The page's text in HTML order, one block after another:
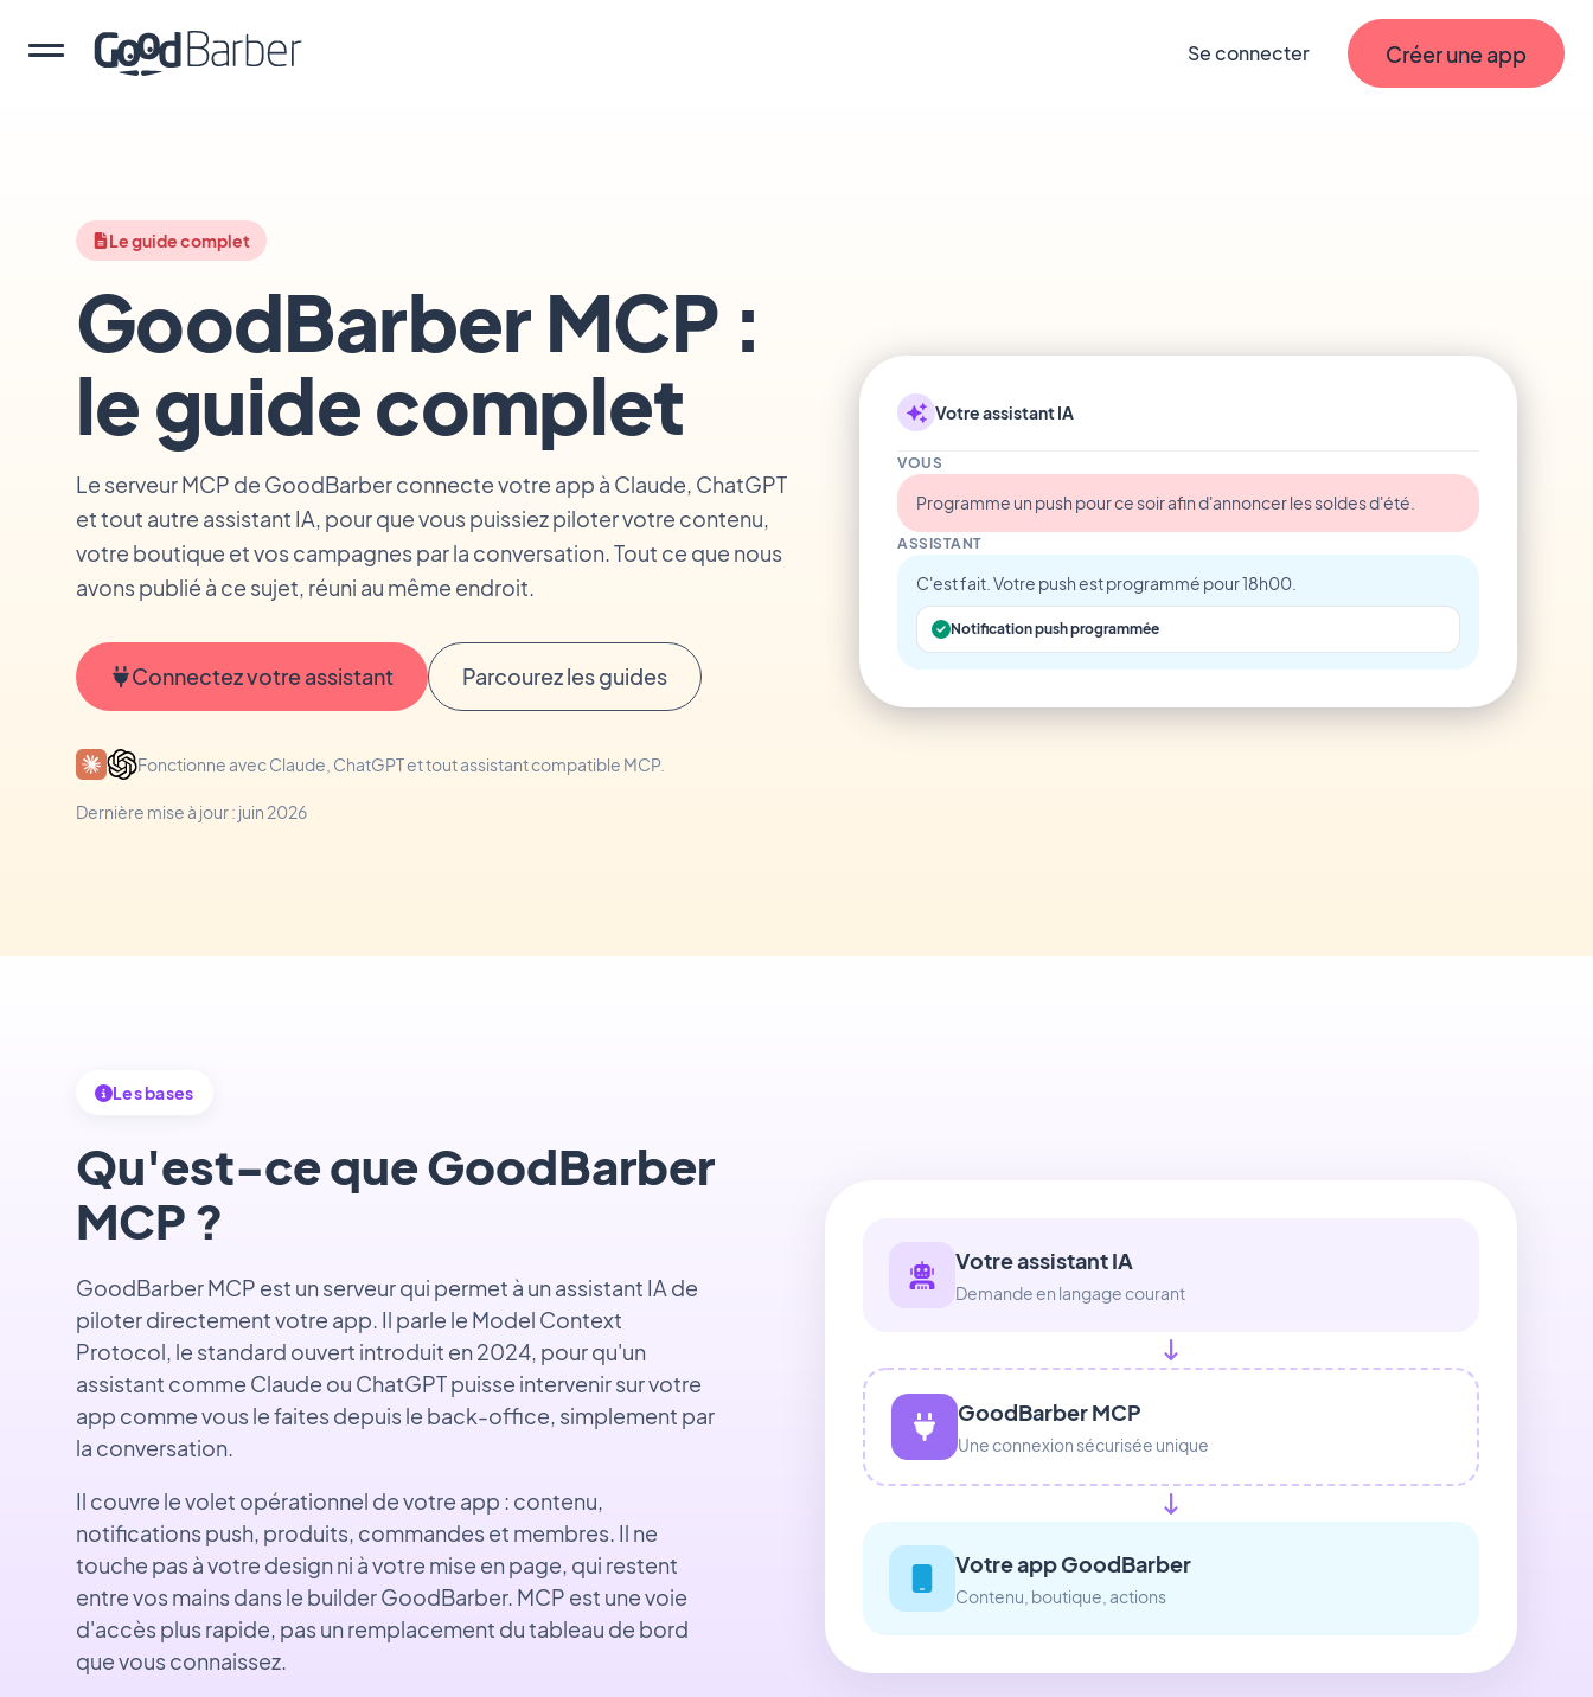
Se connecter Créer une app
Le guide complet
GoodBarber MCP :
le guide complet
Le serveur MCP de GoodBarber connecte votre app à Claude, ChatGPT
et tout autre assistant IA, pour que vous puissiez piloter votre contenu,
votre boutique et vos campagnes par la conversation. Tout ce que nous
avons publié à ce sujet, réuni au même endroit.
Connectez votre assistant Parcourez les guides
Fonctionne avec Claude, ChatGPT et tout assistant compatible MCP.
Dernière mise à jour : juin 2026
Votre assistant IA
VOUS
Programme un push pour ce soir afin d'annoncer les soldes d'été.
ASSISTANT
C'est fait. Votre push est programmé pour 18h00.
Notification push programmée
Les bases
Qu'est-ce que GoodBarber
MCP ?
GoodBarber MCP est un serveur qui permet à un assistant IA de
piloter directement votre app. Il parle le Model Context
Protocol, le standard ouvert introduit en 2024, pour qu'un
assistant comme Claude ou ChatGPT puisse intervenir sur votre
app comme vous le faites depuis le back-office, simplement par
la conversation.
Il couvre le volet opérationnel de votre app : contenu,
notifications push, produits, commandes et membres. Il ne
touche pas à votre design ni à votre mise en page, qui restent
entre vos mains dans le builder GoodBarber. MCP est une voie
d'accès plus rapide, pas un remplacement du tableau de bord
que vous connaissez.
Votre assistant IA
Demande en langage courant
GoodBarber MCP
Une connexion sécurisée unique
Votre app GoodBarber
Contenu, boutique, actions